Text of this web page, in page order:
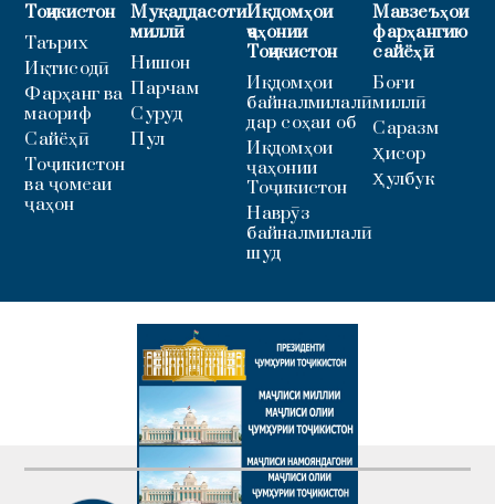
Тоҷикистон
Таърих
Иқтисодӣ
Фарҳанг ва
маориф
Сайёҳӣ
Тоҷикистон
ва ҷомеаи
ҷаҳон
Муқаддасоти
миллӣ
Нишон
Парчам
Суруд
Пул
Иқдомҳои
ҷаҳонии
Тоҷикистон
Иқдомҳои
байналмилалӣ
дар соҳаи об
Иқдомҳои
ҷаҳонии
Тоҷикистон
Наврӯз
байналмилалӣ
шуд
Мавзеъҳои
фарҳангию
сайёҳӣ
Боғи
миллӣ
Саразм
Ҳисор
Ҳулбук